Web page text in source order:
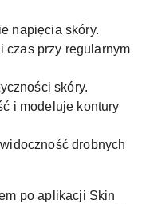
napięcia skóry.
czas przy regularnym
skóry.
i modeluje kontury
drobnych
po aplikacji Skin